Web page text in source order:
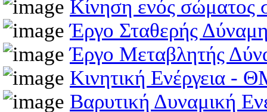
Κίνηση ενός σώματος
Έργο Σταθερής
Έργο Μεταβλητής
Κινητική Ενέργεια
Βαρυτική Δυναμική